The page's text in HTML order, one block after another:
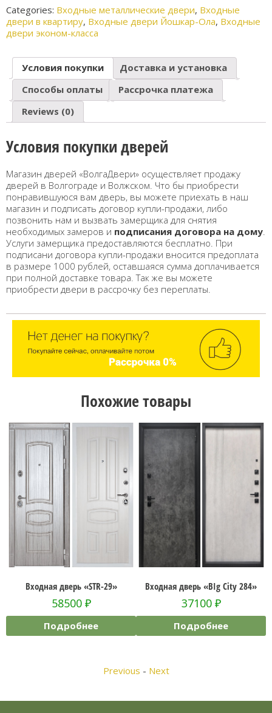
Categories: Входные металлические двери, Входные
двери в квартиру, Входные двери Йошкар-Ола, Входные
двери эконом-класса
Условия покупки
Доставка и установка
Способы оплаты
Рассрочка платежа
Reviews (0)
Условия покупки дверей
Магазин дверей «ВолгаДвери» осуществляет продажу
дверей в Волгограде и Волжском. Что бы приобрести
понравившуюся вам дверь, вы можете приехать в наш
магазин и подписать договор купли-продажи, либо
позвонить нам и вызвать замерщика для снятия
необходимых замеров и подписания договора на дому
Услуги замерщика предоставляются бесплатно. При
подписани договора купли-продажи вносится предоплата
в размере 1000 рублей, оставшаяся сумма доплачивается
при полной доставке товара. Так же вы можете
приобрести двери в рассрочку без переплаты.
Похожие товары
Входная дверь «STR-29»
58500 ₽
Подробнее
Входная дверь «BIg City 284»
37100 ₽
Подробнее
Previous - Next